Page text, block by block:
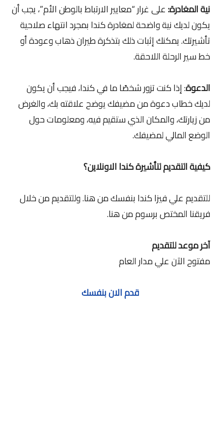
نية المغادرة:على غرار “معايير الارتباط بالوطن الأم”، يجب أن
يكون لديك نية واضحة لمغادرة كندا بمجرد انتهاء صلاحية
تأشيرتك. يمكنك إثبات ذلك بتذكرة طيران ذهاب وعودة أو
خط سير الرحلة اللاحقة.
الدعوة: إذا كنت تزور شخصًا ما في كندا، فيجب أن يكون
لديك خطاب دعوة من مضيفك يوضح علاقته بك، والغرض
من زيارتك، والمكان الذي ستقيم فيه، ومعلومات حول
الوضع المالي لمضيفك.
كيفية التقديم لتأشيرة كندا الاونلاين؟
للتقديم علي فيزا كندا بنفسك من هنا. وللتقديم من خلال
فريقنا المختص برسوم من هنا.
آخر موعد للتقديم
مفتوح الآن علي مدار العام
قدم الان بنفسك